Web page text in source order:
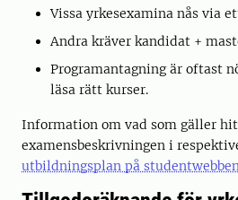
Vissa yrkesexamina nås via
Andra kräver kandidat +
Programantagning är oftast
läsa rätt kurser.
Information om vad som gäller
examensbeskrivningen i
utbildningsplan på